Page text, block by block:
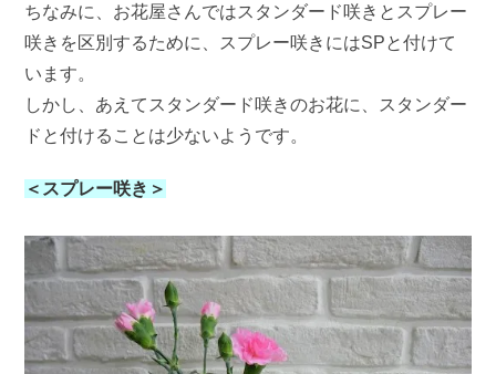
ちなみに、お花屋さんではスタンダード咲きとスプレー
咲きを区別するために、スプレー咲きにはSPと付けて
います。
しかし、あえてスタンダード咲きのお花に、スタンダー
ドと付けることは少ないようです。
＜スプレー咲き＞